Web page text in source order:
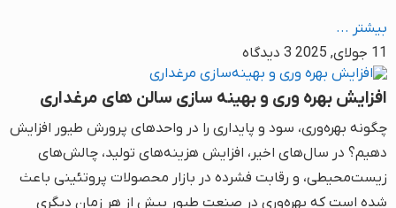
بیشتر ...
11 جولای, 2025
3 دیدگاه
افزایش بهره وری و بهینه سازی سالن های مرغداری
چگونه بهره‌وری، سود و پایداری را در واحدهای پرورش طیور افزایش
دهیم؟ در سال‌های اخیر، افزایش هزینه‌های تولید، چالش‌های
زیست‌محیطی، و رقابت فشرده در بازار محصولات پروتئینی باعث
شده است که بهره‌وری در صنعت طیور بیش از هر زمان دیگری